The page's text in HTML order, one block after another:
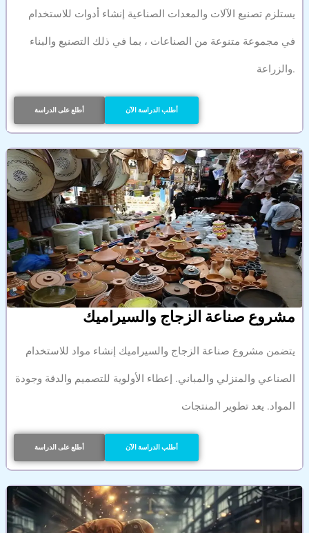
يستلزم تصنيع الآلات والمعدات الصناعية إنشاء أدوات للاستخدام
في مجموعة متنوعة من الصناعات ، بما في ذلك التصنيع والبناء
والزراعة.
أطلع على الدراسة أطلب الدراسة الآن
مشروع صناعة الزجاج والسيراميك
يتضمن مشروع صناعة الزجاج والسيراميك إنشاء مواد للاستخدام
الصناعي والمنزلي والمباني. إعطاء الأولوية للتصميم والدقة وجودة
المواد. يعد تطوير المنتجات
أطلع على الدراسة أطلب الدراسة الآن